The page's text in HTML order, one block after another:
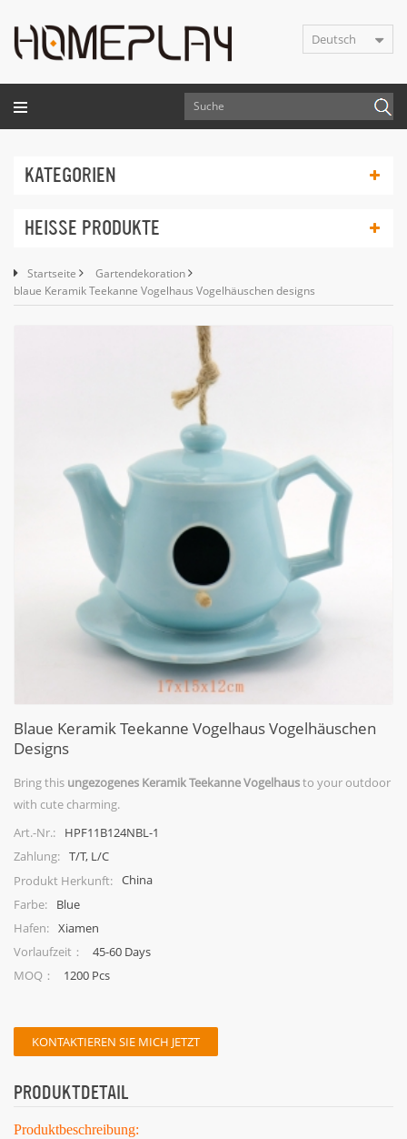
Deutsch
KATEGORIEN
HEISSE PRODUKTE
Startseite
Gartendekoration
blaue Keramik Teekanne Vogelhaus Vogelhäuschen designs
Blaue Keramik Teekanne Vogelhaus Vogelhäuschen
Designs
Bring this ungezogenes Keramik Teekanne Vogelhausto your outdoor
with cute charming.
Art.-Nr.:
HPF11B124NBL-1
Zahlung: T/T, L/C
Produkt Herkunft: China
Farbe:
Blue
Hafen: Xiamen
Vorlaufzeit：
45-60 Days
MOQ：
1200 Pcs
KONTAKTIEREN SIE MICH JETZT
PRODUKTDETAIL
Produktbeschreibung: